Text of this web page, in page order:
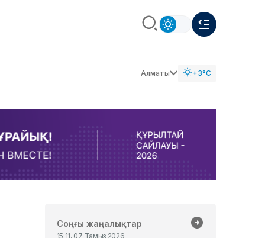
Алматы +3°C
Соңғы жаңалықтар
15:11, 07 Тамыз 2026